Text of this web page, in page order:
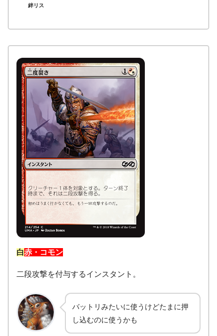
絆リス
白赤 ・コモン
二段攻撃を付与するインスタント。
バットリみたいに使うけどたまに押
し込むのに使うかも